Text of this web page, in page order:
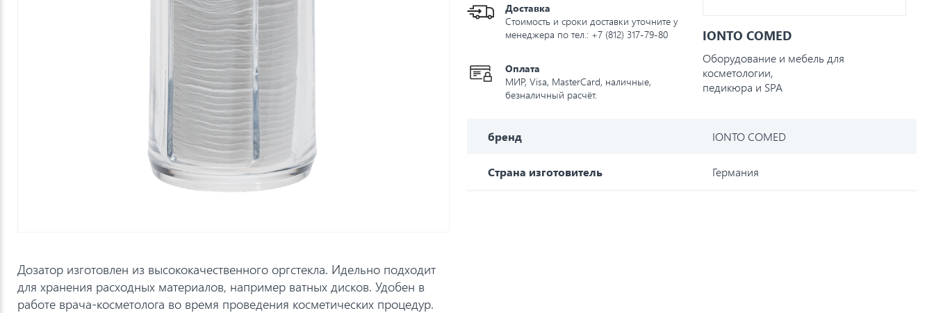
Дозатор изготовлен из высококачественного оргстекла. Идельно подходит
для хранения расходных материалов, например ватных дисков. Удобен в
работе врача-косметолога во время проведения косметических процедур.
Доставка
Стоимость и сроки доставки уточните у
менеджера по тел.: +7 (812) 317-79-80
Оплата
МИР, Visa, MasterCard, наличные,
безналичный расчёт.
IONTO COMED
Оборудование и мебель для
косметологии,
педикюра и SPA
бренд IONTO COMED
Страна изготовитель Германия